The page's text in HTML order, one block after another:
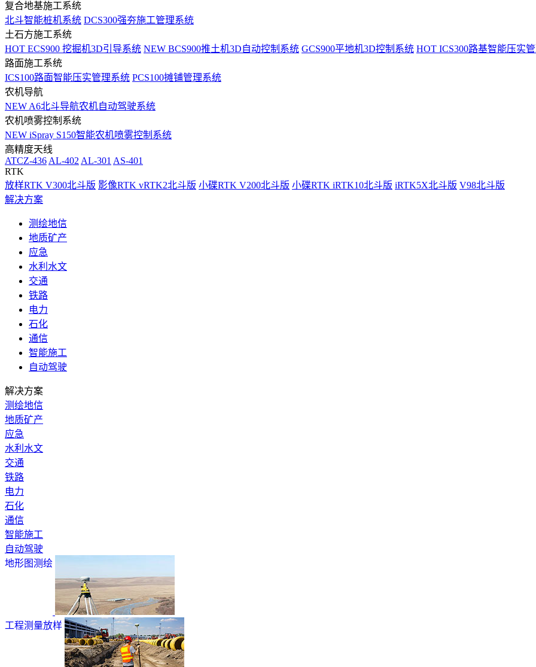
复合地基施工系统
北斗智能桩机系统 DCS300强夯施工管理系统
土石方施工系统
HOT ECS900 挖掘机3D引导系统 NEW BCS900推土机3D自动控制系统 GCS900平地机3D控制系统 HOT ICS300路基智能压实
路面施工系统
ICS100路面智能压实管理系统 PCS100摊铺管理系统
农机导航
NEW A6北斗导航农机自动驾驶系统
农机喷雾控制系统
NEW iSpray S150智能农机喷雾控制系统
高精度天线
ATCZ-436 AL-402 AL-301 AS-401
RTK
放样RTK V300北斗版 影像RTK vRTK2北斗版 小碟RTK V200北斗版 小碟RTK iRTK10北斗版 iRTK5X北斗版 V98北斗版
解决方案
测绘地信
地质矿产
应急
水利水文
交通
铁路
电力
石化
通信
智能施工
自动驾驶
解决方案
测绘地信
地质矿产
应急
水利水文
交通
铁路
电力
石化
通信
智能施工
自动驾驶
地形图测绘
工程测量放样